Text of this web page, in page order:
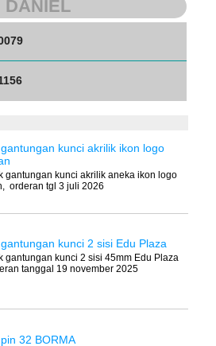
DANIEL
kunci akrilik ikon logo
gantungan kunci akrilik aneka ikon logo
orderan tgl 3 juli 2026
kunci 2 sisi Edu Plaza
gantungan kunci 2 sisi 45mm Edu Plaza
tanggal 19 november 2025
32 BORMA